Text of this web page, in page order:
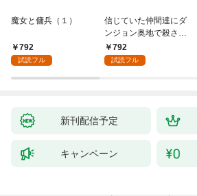
魔女と傭兵（１）
792
試読フル
信じていた仲間達にダ
ンジョン奥地で殺され
かけたがギフト『無限
ガチャ』でレベル９９
（１）
792
試読フル
新刊配信予定
キャンペーン